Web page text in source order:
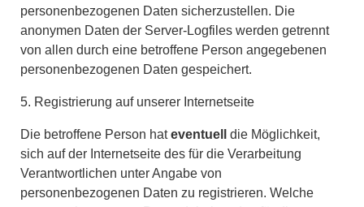
personenbezogenen Daten sicherzustellen. Die
anonymen Daten der Server-Logfiles werden getrennt
von allen durch eine betroffene Person angegebenen
personenbezogenen Daten gespeichert.
5. Registrierung auf unserer Internetseite
Die betroffene Person hateventuell
die Möglichkeit,
sich auf der Internetseite des für die Verarbeitung
Verantwortlichen unter Angabe von
personenbezogenen Daten zu registrieren. Welche